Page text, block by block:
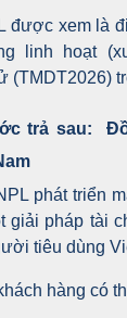
được xem là
linh hoạt
(TMDT2026)
trả sau:
phát triển
giải pháp tài
tiêu dùng
hàng có